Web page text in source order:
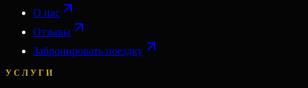
О нас
Отзывы
Забронировать поездку
УСЛУГИ